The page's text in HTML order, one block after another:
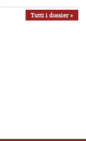
Tutti i dossier »